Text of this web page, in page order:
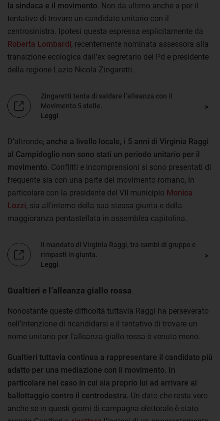
la sindaca e il movimento . Non da ultimo anche a per il
tentativo di trovare un candidato unitario con il
centrosinistra. Ipotesi questa espressa esplicitamente da
Roberta Lombardi, recentemente nominata assessora alla
transizione ecologica dall’ex segretario del Pd e presidente
della regione Lazio Nicola Zingaretti.
Zingaretti tenta di saldare l’alleanza con il
Movimento 5 stelle.
Leggi
D’altronde, anche a livello locale, i 5 anni di Virginia Raggi
al Campidoglio non sono stati un periodo unitario per il
movimento . Conflitti e incomprensioni si sono presentati di
frequente sia con una parte del movimento romano, in
particolare con la presidente del VII municipio Monica
Lozzi, sia all’interno della sua stessa giunta e della
maggioranza pentastellata in assemblea capitolina.
Il mandato di Virginia Raggi, tra cambi di gruppo e
rimpasti in giunta.
Leggi
Gualtieri e l’alleanza giallo rossa
Nonostante queste difficoltà tuttavia Raggi ha perseverato
nell’intenzione di ricandidarsi e il tentativo di trovare un
nome unitario per l’alleanza giallo rossa è venuto meno.
Gualtieri tuttavia continua a rappresentare il candidato più
adatto per una mediazione con il movimento. In
particolare nel caso in cui sia proprio lui ad arrivare al
ballottaggio contro il centrodestra. Un dato che resta vero
anche se in questi giorni di campagna elettorale è stato